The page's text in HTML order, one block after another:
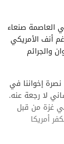
العاصمة صنعاء
أنف الأمريكي
والجرائم
إخواننا في
لا رجعة عنه.
في غزة من قبل
أمريكا